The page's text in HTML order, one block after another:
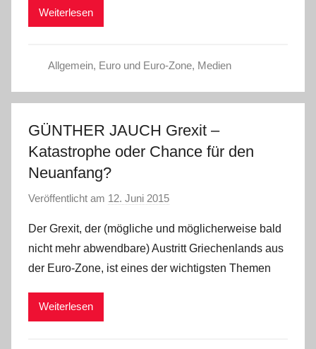
Weiterlesen
Allgemein, Euro und Euro-Zone, Medien
GÜNTHER JAUCH Grexit –
Katastrophe oder Chance für den
Neuanfang?
Veröffentlicht am 12. Juni 2015
n
a
d
Der Grexit, der (mögliche und möglicherweise bald
nicht mehr abwendbare) Austritt Griechenlands aus
der Euro-Zone, ist eines der wichtigsten Themen
Weiterlesen